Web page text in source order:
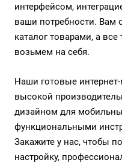
интерфейсом,
ваши потребности. Вам
каталог товарами, а
возьмем на себя.
Наши готовые
высокой
дизайном для
функциональными
Закажите у нас, чтобы
настройку,